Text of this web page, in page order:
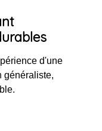
d'une
généraliste,